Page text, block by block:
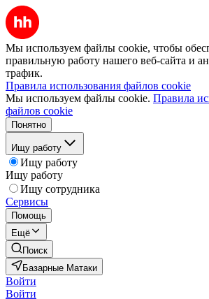
Мы используем файлы cookie, чтобы
правильную работу нашего веб-сайта и
трафик.
Правила использования файлов cookie
Мы используем файлы cookie. Правила
файлов cookie
Понятно
Ищу работу
Ищу работу
Ищу работу
Ищу сотрудника
Сервисы
Помощь
Ещё
Поиск
Базарные Матаки
Войти
Войти